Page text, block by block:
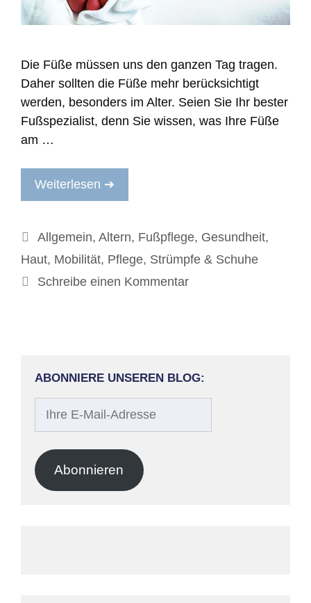
Die Füße müssen uns den ganzen Tag tragen.
Daher sollten die Füße mehr berücksichtigt
werden, besonders im Alter. Seien Sie Ihr bester
Fußspezialist, denn Sie wissen, was Ihre Füße
am …
Weiterlesen ➔
Kategorien
Allgemein, Altern, Fußpflege, Gesundheit,
Haut, Mobilität, Pflege, Strümpfe & Schuhe
Schreibe einen Kommentar
ABONNIERE UNSEREN BLOG:
Adresse
Abonnieren